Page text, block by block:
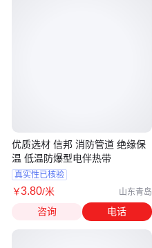
优质选材 信邦 消防管道 绝缘保
温 低温防爆型电伴热带
真实性已核验
￥3.80/米 山东青岛
咨询 电话